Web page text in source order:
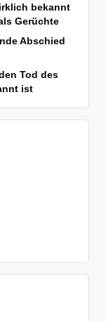
bekannt
Gerüchte
Abschied
Tod des
ist